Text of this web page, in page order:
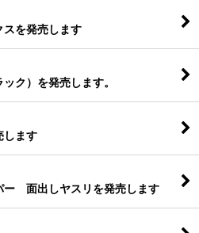
を発売します
ク）を発売します。
します
ー 面出しヤスリを発売します